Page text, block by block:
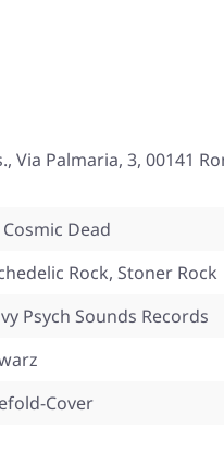
Via Palmaria, 3, 00141
Dead
Rock, Stoner Rock
Psych Sounds Records
Cover